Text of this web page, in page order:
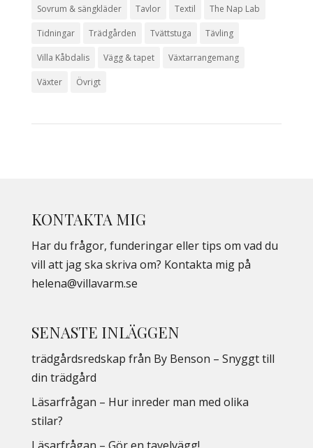
Sovrum & sängkläder Tavlor Textil The Nap Lab
Tidningar Trädgården Tvättstuga Tävling
Villa Kåbdalis Vägg & tapet Växtarrangemang
Växter Övrigt
KONTAKTA MIG
Har du frågor, funderingar eller tips om vad du
vill att jag ska skriva om? Kontakta mig på
helena@villavarm.se
SENASTE INLÄGGEN
trädgårdsredskap från By Benson – Snyggt till
din trädgård
Läsarfrågan – Hur inreder man med olika
stilar?